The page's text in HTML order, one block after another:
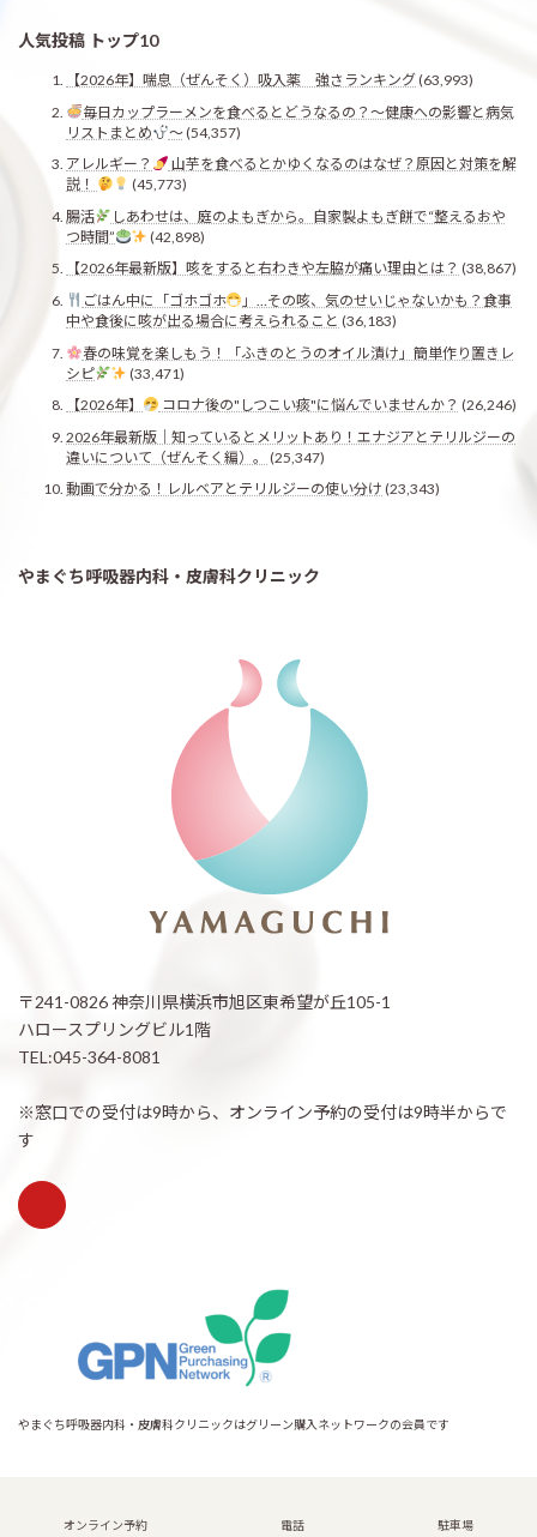
人気投稿 トップ10
【2026年】喘息（ぜんそく）吸入薬 強さランキング(63,993)
毎日カップラーメンを食べるとどうなるの？〜健康への影響と病気
リストまとめ
〜(54,357)
アレルギー？
山芋を食べるとかゆくなるのはなぜ？原因と対策を解
説！
(45,773)
腸活
しあわせは、庭のよもぎから。自家製よもぎ餅で“整えるおや
つ時間”
(42,898)
【2026年最新版】咳をすると右わきや左脇が痛い理由とは？ (38,867)
ごはん中に「ゴホゴホ
」…その咳、気のせいじゃないかも？食事
中や食後に咳が出る場合に考えられること (36,183)
春の味覚を楽しもう！「ふきのとうのオイル漬け」簡単作り置きレ
シピ
(33,471)
【2026年】
コロナ後の"しつこい痰"に悩んでいませんか？ (26,246)
2026年最新版｜知っているとメリットあり！エナジアとテリルジーの
違いについて（ぜんそく編）。
(25,347)
動画で分かる！レルベアとテリルジーの使い分け (23,343)
やまぐち呼吸器内科・皮膚科クリニック
〒241-0826 神奈川県横浜市旭区東希望が丘105-1
ハロースプリングビル1階
TEL:045-364-8081
※窓口での受付は9時から、オンライン予約の受付は9時半からで
す
やまぐち呼吸器内科・皮膚科クリニックはグリーン購入ネットワークの会員です
オンライン予約 電話 駐車場